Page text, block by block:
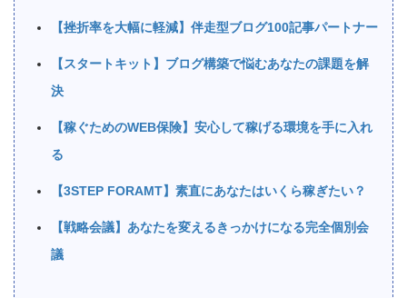
【挫折率を大幅に軽減】伴走型ブログ100記事パートナー
【スタートキット】ブログ構築で悩むあなたの課題を解
決
【稼ぐためのWEB保険】安心して稼げる環境を手に入れ
る
【3STEP FORAMT】素直にあなたはいくら稼ぎたい？
【戦略会議】あなたを変えるきっかけになる完全個別会
議